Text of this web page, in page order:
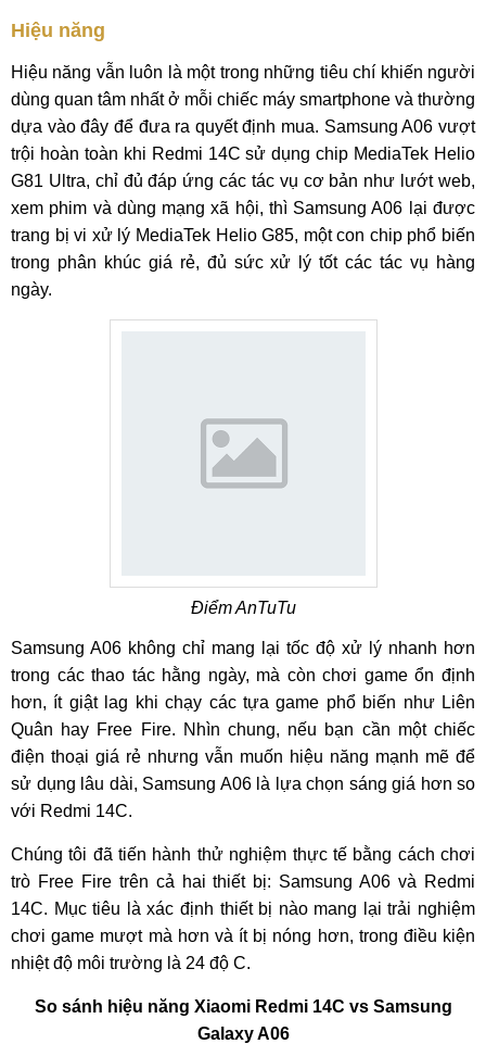
Hiệu năng
Hiệu năng vẫn luôn là một trong những tiêu chí khiến người
dùng quan tâm nhất ở mỗi chiếc máy smartphone và thường
dựa vào đây để đưa ra quyết định mua. Samsung A06 vượt
trội hoàn toàn khi Redmi 14C sử dụng chip MediaTek Helio
G81 Ultra, chỉ đủ đáp ứng các tác vụ cơ bản như lướt web,
xem phim và dùng mạng xã hội, thì Samsung A06 lại được
trang bị vi xử lý MediaTek Helio G85, một con chip phổ biến
trong phân khúc giá rẻ, đủ sức xử lý tốt các tác vụ hàng
ngày.
Điểm AnTuTu
Samsung A06 không chỉ mang lại tốc độ xử lý nhanh hơn
trong các thao tác hằng ngày, mà còn chơi game ổn định
hơn, ít giật lag khi chạy các tựa game phổ biến như Liên
Quân hay Free Fire. Nhìn chung, nếu bạn cần một chiếc
điện thoại giá rẻ nhưng vẫn muốn hiệu năng mạnh mẽ để
sử dụng lâu dài, Samsung A06 là lựa chọn sáng giá hơn so
với Redmi 14C.
Chúng tôi đã tiến hành thử nghiệm thực tế bằng cách chơi
trò Free Fire trên cả hai thiết bị: Samsung A06 và Redmi
14C. Mục tiêu là xác định thiết bị nào mang lại trải nghiệm
chơi game mượt mà hơn và ít bị nóng hơn, trong điều kiện
nhiệt độ môi trường là 24 độ C.
So sánh hiệu năng Xiaomi Redmi 14C vs Samsung
Galaxy A06